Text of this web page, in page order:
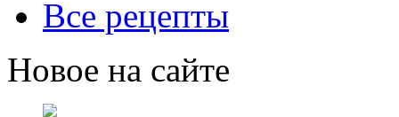
Все рецепты
Новое на сайте